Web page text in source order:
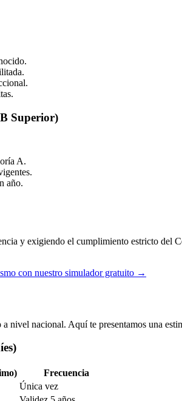
Superior)
A.
año.
y exigiendo el cumplimiento estricto
con nuestro simulador gratuito →
nacional. Aquí te presentamos una
Frecuencia
Única vez